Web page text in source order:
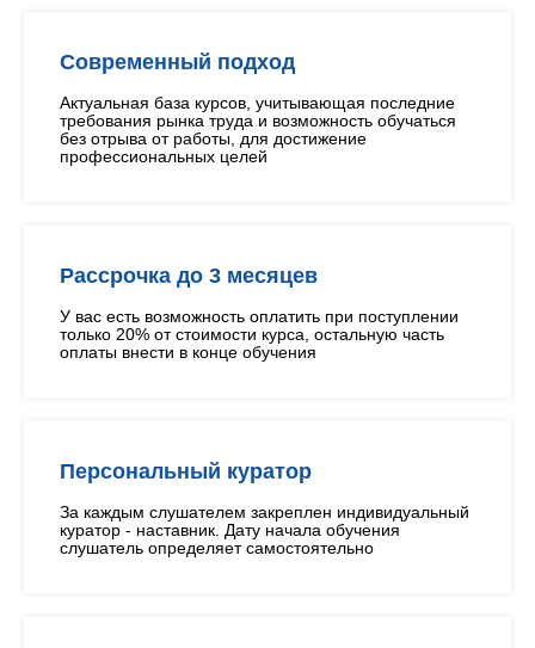
Современный подход
Актуальная база курсов, учитывающая последние
требования рынка труда и возможность обучаться
без отрыва от работы, для достижение
профессиональных целей
Рассрочка до 3 месяцев
У вас есть возможность оплатить при поступлении
только 20% от стоимости курса, остальную часть
оплаты внести в конце обучения
Персональный куратор
За каждым слушателем закреплен индивидуальный
куратор - наставник. Дату начала обучения
слушатель определяет самостоятельно